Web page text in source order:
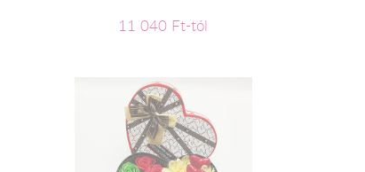
11 040 Ft-tól